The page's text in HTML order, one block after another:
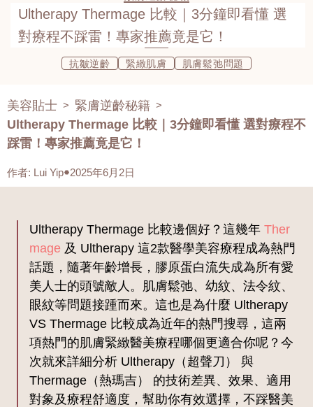
Ultherapy Thermage 比較｜3分鐘即看懂 選
對療程不踩雷！專家推薦竟是它！
抗皺逆齡 緊緻肌膚 肌膚鬆弛問題
美容貼士 > 緊膚逆齡秘籍 >
Ultherapy Thermage 比較｜3分鐘即看懂 選對療程不
踩雷！專家推薦竟是它！
作者: Lui Yip 2025年6月2日
Ultherapy Thermage 比較邊個好？這幾年 Ther
mage 及 Ultherapy 這2款醫學美容療程成為熱門
話題，隨著年齡增長，膠原蛋白流失成為所有愛
美人士的頭號敵人。肌膚鬆弛、幼紋、法令紋、
眼紋等問題接踵而來。這也是為什麼 Ultherapy
VS Thermage 比較成為近年的熱門搜尋，這兩
項熱門的肌膚緊緻醫美療程哪個更適合你呢？今
次就來詳細分析 Ultherapy（超聲刀） 與
Thermage（熱瑪吉） 的技術差異、效果、適用
對象及療程舒適度，幫助你有效選擇，不踩醫美